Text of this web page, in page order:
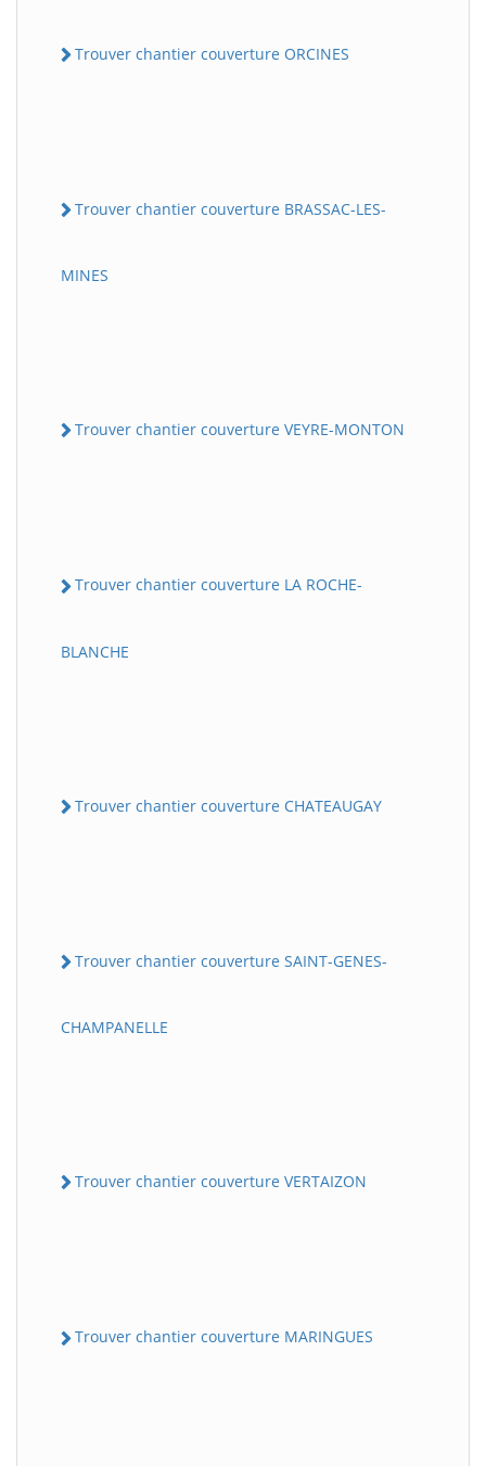
Trouver chantier couverture ORCINES
Trouver chantier couverture BRASSAC-LES-
MINES
Trouver chantier couverture VEYRE-MONTON
Trouver chantier couverture LA ROCHE-
BLANCHE
Trouver chantier couverture CHATEAUGAY
Trouver chantier couverture SAINT-GENES-
CHAMPANELLE
Trouver chantier couverture VERTAIZON
Trouver chantier couverture MARINGUES